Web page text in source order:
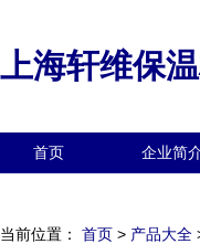
上海轩维保
首页 企业简
当前位置： 首页 > 产品大全